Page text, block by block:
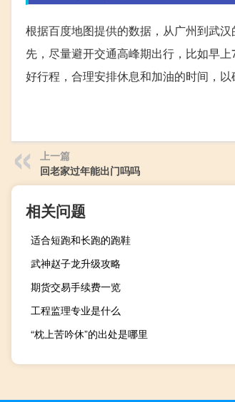
根据百度地图提供的数据，从广州到武
先，尽量避开交通高峰期出行，比如早
好行程，合理安排休息和加油的时间，以
上一篇
回老家过年能出门吗吗
相关问题
适合短跑和长跑的跑鞋
武神赵子龙升级攻略
期货交易手续费一览
工程监理专业是什么
“枕上苦吟休”的出处是哪里